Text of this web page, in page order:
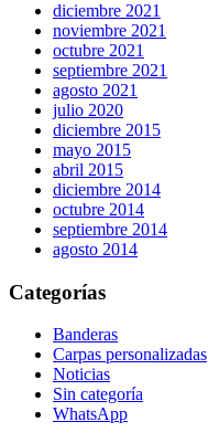
diciembre 2021
noviembre 2021
octubre 2021
septiembre 2021
agosto 2021
julio 2020
diciembre 2015
mayo 2015
abril 2015
diciembre 2014
octubre 2014
septiembre 2014
agosto 2014
Categorías
Banderas
Carpas personalizadas
Noticias
Sin categoría
WhatsApp